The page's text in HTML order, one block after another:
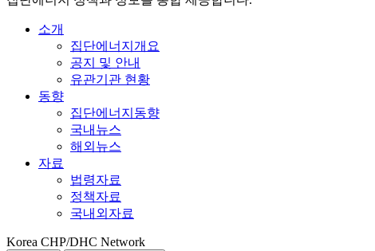
소개
집단에너지개요
공지 및 안내
유관기관 현황
동향
집단에너지동향
국내뉴스
해외뉴스
자료
법령자료
정책자료
국내외자료
Korea CHP/DHC Network